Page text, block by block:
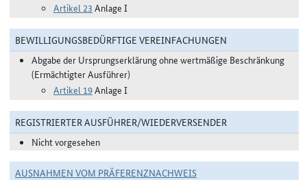
Artikel 23 Anlage I
BEWILLIGUNGSBEDÜRFTIGE VEREINFACHUNGEN
Abgabe der Ursprungserklärung ohne wertmäßige Beschränkung
(Ermächtigter Ausführer)
Artikel 19Anlage I
REGISTRIERTER AUSFÜHRER/WIEDERVERSENDER
Nicht vorgesehen
AUSNAHMEN VOM PRÄFERENZNACHWEIS